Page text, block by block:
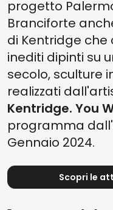
progetto
Branciforte
di Kentridge che
inediti dipinti su
secolo, sculture
realizzati
Kentridge. You
programma
Gennaio 2024.
Scopri le